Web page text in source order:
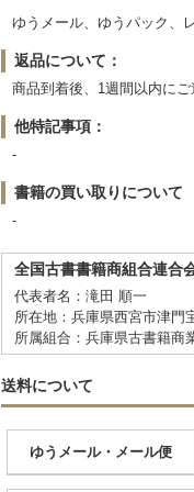
ゆうメール、ゆうパック、
返品について：
商品到着後、1週間以内に
他特記事項：
-
書籍の買い取りについて
-
全国古書書籍商組合連合
代表者名：滝田 順一
所在地：兵庫県西宮市津
所属組合：兵庫県古書籍商
送料について
ゆうメール・メール便